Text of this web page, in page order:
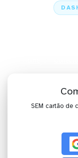
SEM cartão de